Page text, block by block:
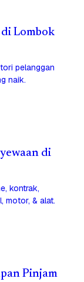
di Lombok
pelanggan
naik.
di
kontrak,
motor, & alat.
Pinjam